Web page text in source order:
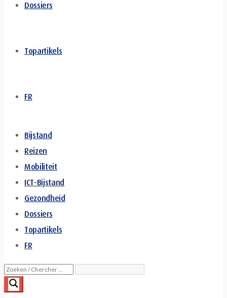
Dossiers
Topartikels
FR
Bijstand
Reizen
Mobiliteit
ICT-Bijstand
Gezondheid
Dossiers
Topartikels
FR